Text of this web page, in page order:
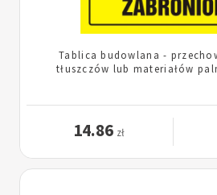
Tablica budowlana -
tłuszczów lub materiałów
14.86 zł